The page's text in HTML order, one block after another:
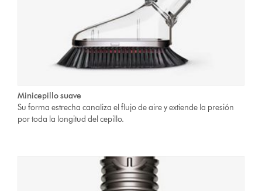
Minicepillo suave
Su forma estrecha canaliza el flujo de aire y extiende la presión
por toda la longitud del cepillo.